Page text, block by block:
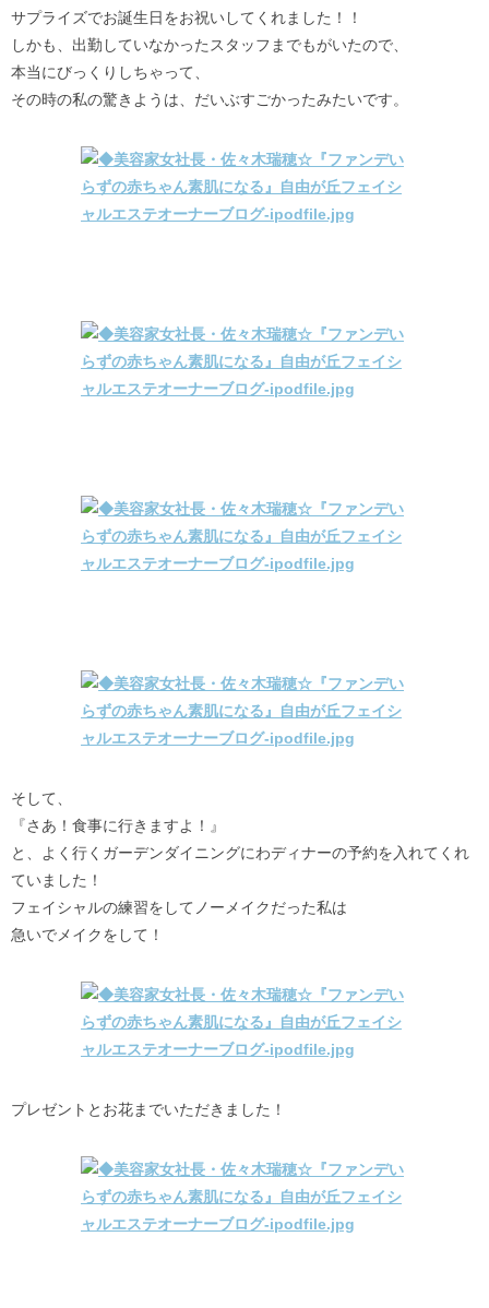
サプライズでお誕生日をお祝いしてくれました！！
しかも、出勤していなかったスタッフまでもがいたので、
本当にびっくりしちゃって、
その時の私の驚きようは、だいぶすごかったみたいです。
そして、
『さあ！食事に行きますよ！』
と、よく行くガーデンダイニングにわディナーの予約を入れてくれ
ていました！
フェイシャルの練習をしてノーメイクだった私は
急いでメイクをして！
プレゼントとお花までいただきました！